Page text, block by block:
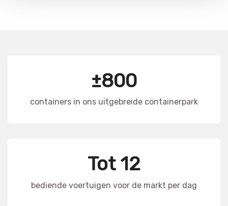
±800
containers in ons uitgebreide containerpark
Tot 12
bediende voertuigen voor de markt per dag